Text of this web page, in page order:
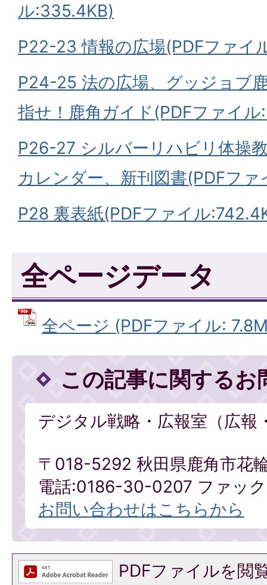
ル:335.4KB)
P22-23 情報の広場(PDFファイ
P24-25 法の広場、グッジョブ
指せ！鹿角ガイド(PDFファイ
P26-27 シルバーリハビリ体操
カレンダー、新刊図書(PDFフ
P28 裏表紙(PDFファイル
全ページデータ
全ページ (PDFファイル:
この記事に関するお
デジタル戦略・広報室（広報
〒018-5292 秋田県鹿角市花
電話:0186-30-0207 ファッ
お問い合わせはこちらから
PDFファイルを閲